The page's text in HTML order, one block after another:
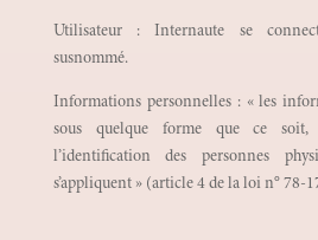
Utilisateur : Internaute se
susnommé.
Informations personnelles : « les
sous quelque forme que ce
l’identification des personnes
s’appliquent » (article 4 de la loi n° 78-